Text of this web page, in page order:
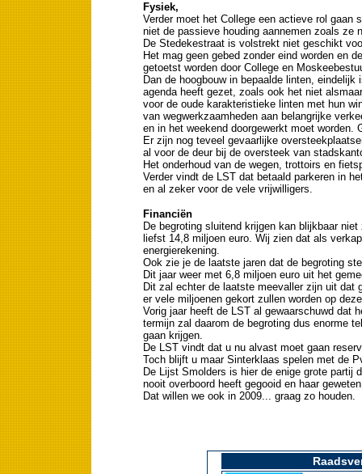
Fysiek,
Verder moet het College een actieve rol gaan
niet de passieve houding aannemen zoals ze
De Stedekestraat is volstrekt niet geschikt
Het mag geen gebed zonder eind worden en
getoetst worden door College en
Dan de hoogbouw in bepaalde linten,
agenda heeft gezet, zoals ook het niet
voor de oude karakteristieke linten met hun
van wegwerkzaamheden aan belangrijke
en in het weekend doorgewerkt moet
Er zijn nog teveel gevaarlijke
al voor de deur bij de oversteek van
Het onderhoud van de wegen, trottoirs en
Verder vindt de LST dat betaald parkeren in
en al zeker voor de vele vrijwilligers.
Financiën
De begroting sluitend krijgen kan blijkbaar
liefst 14,8 miljoen euro. Wij zien dat als
energierekening.
Ook zie je de laatste jaren dat de begroting
Dit jaar weer met 6,8 miljoen euro uit het
Dit zal echter de laatste meevaller zijn uit dat
er vele miljoenen gekort zullen worden op
Vorig jaar heeft de LST al gewaarschuwd dat
termijn zal daarom de begroting dus enorme
gaan krijgen.
De LST vindt dat u nu alvast moet gaan
Toch blijft u maar Sinterklaas spelen met de
De Lijst Smolders is hier de enige grote partij
nooit overboord heeft gegooid en haar
Dat willen we ook in 2009... graag zo houden.